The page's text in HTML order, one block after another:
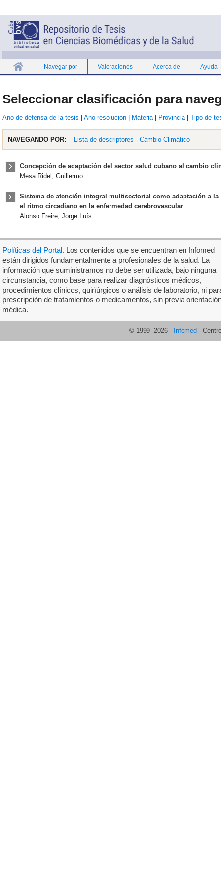
Navegar por Valoraciones Acerca de Ayuda
Seleccionar clasificación para
Ano de defensa de la tesis Ano resolucion Materia Provincia Tipo de
NAVEGANDO POR: Lista de descriptores --Cambio Climático
Concepción de adaptación del sector salud cubano al cambio
Mesa Ridel, Guillermo
Sistema de atención integral multisectorial como adaptación a
el ritmo circadiano en la enfermedad cerebrovascular
Alonso Freire, Jorge Luís
Políticas del Portal. Los contenidos que se encuentran en Infomed
están dirigidos fundamentalmente a profesionales de la salud. La
información que suministramos no debe ser utilizada, bajo ninguna
circunstancia, como base para realizar diagnósticos médicos,
procedimientos clínicos, quirïúrgicos o análisis de laboratorio, ni
prescripción de tratamientos o medicamentos, sin previa orientación
médica.
© 1999- 2026 - Infomed -